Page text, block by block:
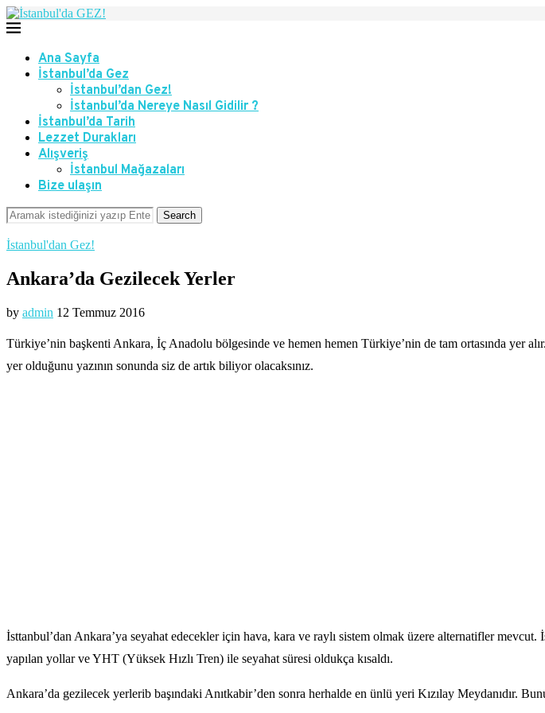
Ana Sayfa
İstanbul’da Gez
İstanbul’dan Gez!
İstanbul’da Nereye Nasıl Gidilir ?
İstanbul’da Tarih
Lezzet Durakları
Alışveriş
İstanbul Mağazaları
Bize ulaşın
Search
İstanbul'dan Gez!
Ankara’da Gezilecek Yerler
by admin 12 Temmuz 2016
Türkiye’nin başkenti Ankara, İç Anadolu bölgesinde ve hemen hemen Türkiye’nin de tam ortasında yer
yer olduğunu yazının sonunda siz de artık biliyor olacaksınız.
İsttanbul’dan Ankara’ya seyahat edecekler için hava, kara ve raylı sistem olmak üzere alternatifler
yapılan yollar ve YHT (Yüksek Hızlı Tren) ile seyahat süresi oldukça kısaldı.
Ankara’da gezilecek yerlerib başındaki Anıtkabir’den sonra herhalde en ünlü yeri Kızılay Meydanıdır.